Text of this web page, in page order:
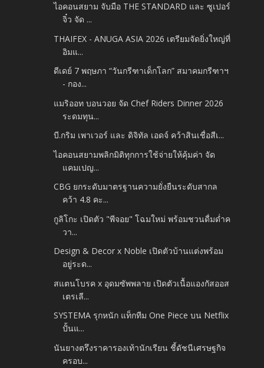
ไอคอนสยาม จับมือ THE STANDARD และ ซูเปอร์
จิ๋ว จัด ...
THAIFEX - ANUGA ASIA 2026 เตรียมจัดยิ่งใหญ่ที่
อิมแ...
ดีเดย์ 7 พฤษภา “วันกรีฑาเด็กโลก” สมาคมกรีฑาฯ
- กอง...
แมริออท บอนวอย จัด Chef Riders Dinner 2026
ระดมทุน...
บี.กริม เพาเวอร์ และ ดิจิทัล เอดจ์ คว้าสินเชื่อสีเ...
ไอคอนสยามพลิกมิติทุกการใช้จ่ายให้คุ้มค่า จัด
แคมเปญ...
CBG ยกระดับมาตรฐานความยั่งยืนระดับสากล
คว้า 4.8 คะ...
กูลิโกะ เปิดตัว "พีจอย" โฉมใหม่ พร้อมชวนดื่มด่ำค
วา...
Design & Decor x Noble เปิดตัวบ้านแต่งพร้อม
อยู่ระด...
สแตนโบรค x อุดมซัพพลาย เปิดตัวเนื้อแองกัสออส
เตรเลี...
SYSTEMA รุกหนัก แท็กทีม One Piece บน Netflix
ปั้นแ...
นันยางตรึงราคารองเท้านักเรียน ชี้ดัชนีเศรษฐกิจ
ครอบ...